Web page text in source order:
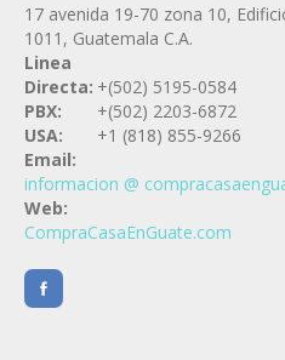
17 avenida 19-70 zona 10,
1011, Guatemala C.A.
Linea
Directa: +(502) 5195-0584
PBX:
+(502) 2203-6872
USA:
+1 (818) 855-9266
Email:
informacion @
Web:
CompraCasaEnGuate.com